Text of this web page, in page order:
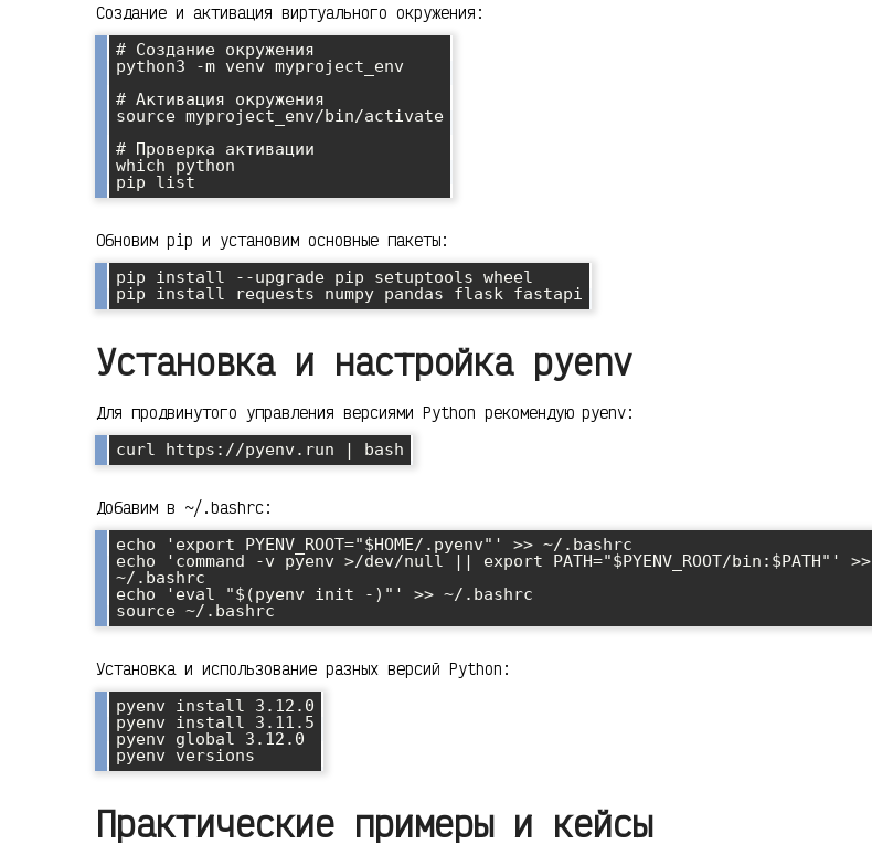
Создание и активация виртуального окружения:
# Создание окружения
python3 -m venv myproject_env
# Активация окружения
source myproject_env/bin/activate
# Проверка активации
which python
Обновим pip и установим основные пакеты:
pip install --upgrade pip setuptools wheel
Установка и настройка pyenv
Для продвинутого управления версиями Python рекомендую pyenv:
Добавим в ~/.bashrc:
echo 'export PYENV_ROOT="$HOME/.pyenv"' >> ~/.bashrc
echo 'command -v pyenv >/dev/null || export PATH="$PYENV_ROOT/bin:$PATH"' >>
~/.bashrc
echo 'eval "$(pyenv init -)"' >> ~/.bashrc
Установка и использование разных версий Python:
pyenv install 3.12.0
pyenv install 3.11.5
pyenv global 3.12.0
Практические примеры и кейсы